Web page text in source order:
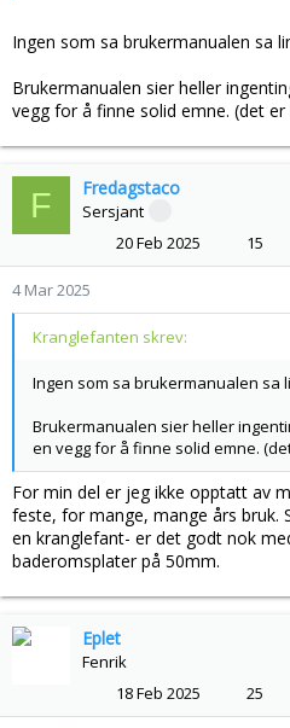
Ingen som sa brukermanualen sa
Brukermanualen sier heller
vegg for å finne solid emne. (det
F Fredagstaco
Sersjant
20 Feb 2025
15
4 Mar 2025
Kranglefanten skrev:
Ingen som sa brukermanualen sa
Brukermanualen sier heller
en vegg for å finne solid emne.
For min del er jeg ikke opptatt av
feste, for mange, mange års
en kranglefant- er det godt nok
baderomsplater på 50mm.
Eplet
Fenrik
18 Feb 2025
25